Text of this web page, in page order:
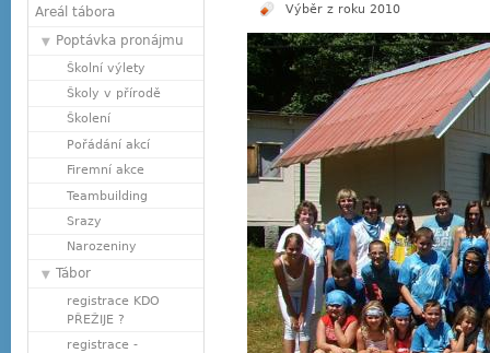
Areál tábora
Poptávka pronájmu
Školní výlety
Školy v přírodě
Školení
Pořádání akcí
Firemní akce
Teambuilding
Srazy
Narozeniny
Tábor
registrace KDO
PŘEŽIJE ?
registrace -
Výběr z roku 2010